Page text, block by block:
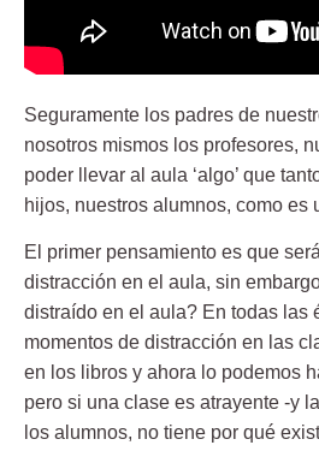
Seguramente los padres de
nosotros mismos los profesores,
poder llevar al aula ‘algo’ que
hijos, nuestros alumnos, como es
El primer pensamiento es que
distracción en el aula, sin
distraído en el aula? En todas las
momentos de distracción en las
en los libros y ahora lo podemos
pero si una clase es atrayente -y
los alumnos, no tiene por qué